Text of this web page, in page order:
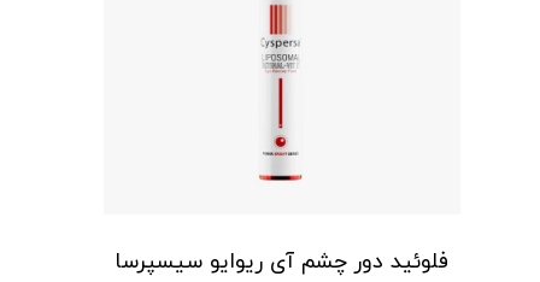
فلوئید دور چشم آی ریوایو سیسپرسا